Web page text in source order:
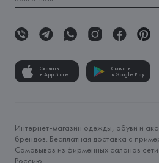
Скачать
в App Store
Скачать
в Google Play
Интернет-магазин одежды, обуви и
брендов. Бесплатная доставка с
Самовывоз из фирменных салонов
Россию.